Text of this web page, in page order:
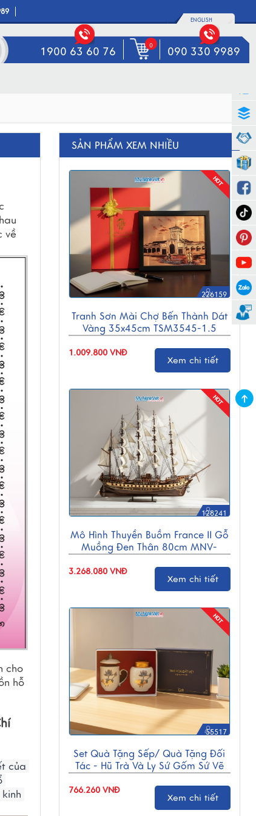
ENGLISH
1900 63 60 76 0 090 330 9989
về
cho
hỗ
của
SẢN PHẨM XEM NHIỀU
226159
Tranh Sơn Mài Chợ Bến Thành Dát
Vàng 35x45cm TSM3545-1.5
1.009.800 VNĐ
Xem chi tiết
128241
Mô Hình Thuyền Buồm France II Gỗ
Muồng Đen Thân 80cm MNV-
3.268.080 VNĐ
Xem chi tiết
55517
Set Quà Tặng Sếp/ Quà Tặng Đối
Tác - Hũ Trà Và Ly Sứ Gốm Sứ Vẽ
766.260 VNĐ
Xem chi tiết